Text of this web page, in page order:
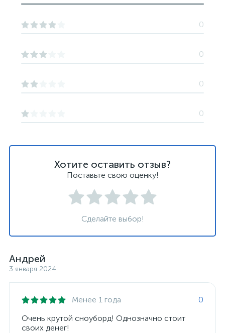
Хотите оставить отзыв?
Поставьте свою оценку!
Сделайте выбор!
Андрей
3 января 2024
Менее 1 года
0
Очень крутой сноуборд! Однозначно стоит
своих денег!
0
0
0
0